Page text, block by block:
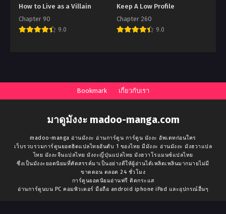
How to Live as a Villain
Chapter 90
9.0
Keep A Low Profile
Chapter 260
9.0
Bookmark เกี่ยวกับเรา
มาดูมังงะ madoo-manga.com
madoo-manga อ่านมังงะ อ่านการ์ตูน การ์ตูน มังงะ อัพเดทก่อนใคร
เว็บรวบรวมการ์ตูนยอดฮิตแปลไทยอันดับ 1 ของไทย มีมังงะ อ่านมังงะ มังฮวาแปล
ไทย มังงะจีนแปลไทย มังงะญี่ปุ่นแปลไทย มังฮวาโรแมนซ์แปลไทย
ซึ่งเป็นมังงะยอดนิยมที่คัดสรรค์มาเป็นอย่างดีให้ผู้อ่านได้เพลิดเพลินมากมายไม่มี
ขาดตอน ตลอด 24 ชั่วโมง
การ์ตูนยอดนิยมอ่านฟรี ติดกระแส
อ่านการ์ตูนบน PC คอมพิวเตอร์ มือถือ android iphone iPad และอุปกรณ์อื่นๆ